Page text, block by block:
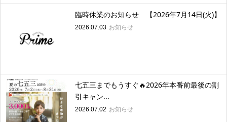
臨時休業のお知らせ 【2026年7月14日(火)】
2026.07.03 お知らせ
七五三までもうすぐ🔥2026年本番前最後の割
引キャン...
2026.07.02 お知らせ